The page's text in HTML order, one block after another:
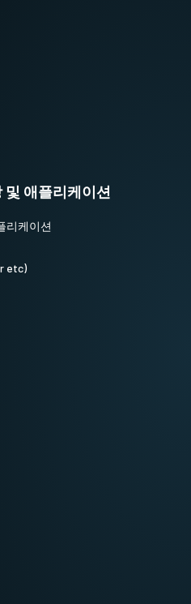
애플리케이션
리케이션
etc)